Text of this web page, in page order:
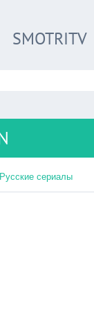
SMOTRITV
Русские сериалы